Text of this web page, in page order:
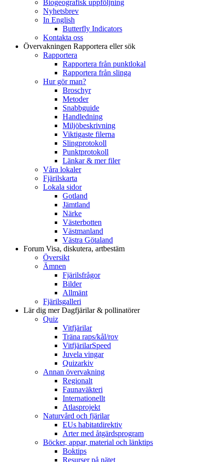
Biogeografisk uppföljning
Nyhetsbrev
In English
Butterfly Indicators
Kontakta oss
Övervakningen Rapportera eller sök
Rapportera
Rapportera från punktlokal
Rapportera från slinga
Hur gör man?
Broschyr
Metoder
Snabbguide
Handledning
Miljöbeskrivning
Viktigaste filerna
Slingprotokoll
Punktprotokoll
Länkar & mer filer
Våra lokaler
Fjärilskarta
Lokala sidor
Gotland
Jämtland
Närke
Västerbotten
Västmanland
Västra Götaland
Forum Visa, diskutera, artbestäm
Översikt
Ämnen
Fjärilsfrågor
Bilder
Allmänt
Fjärilsgalleri
Lär dig merDagfjärilar & pollinatörer
Quiz
Vitfjärilar
Träna raps/kål/rov
VitfjärilarSpeed
Juvela vingar
Quizarkiv
Annan övervakning
Regionalt
Faunaväkteri
Internationellt
Atlasprojekt
Naturvård och fjärilar
EUs habitatdirektiv
Arter med åtgärdsprogram
Böcker, appar, material och länktips
Boktips
Resurser på nätet